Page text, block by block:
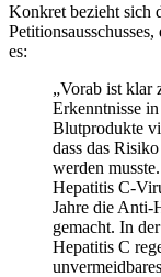
Konkret bezieht sich
es:
„Vorab ist klar
Erkenntnisse
Blutprodukte
dass das
werden
Hepatitis C-
Jahre die Anti-
gemacht. In
Hepatitis C